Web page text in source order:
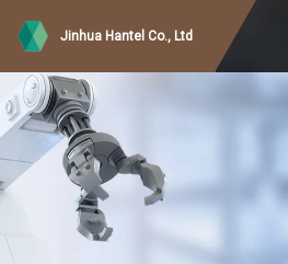
Jinhua Hantel Co., Ltd